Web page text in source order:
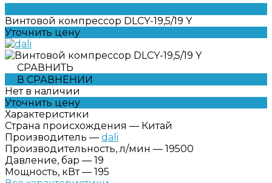
Винтовой компрессор DLCY-19,5/19 Y
Уточнить цену
СРАВНИТЬ
В СРАВНЕНИИ
Нет в наличии
Уточнить цену
Характеристики
Страна происхождения — Китай
Производитель — dali
Производительность, л/мин — 19500
Давление, бар — 19
Мощность, кВт — 195